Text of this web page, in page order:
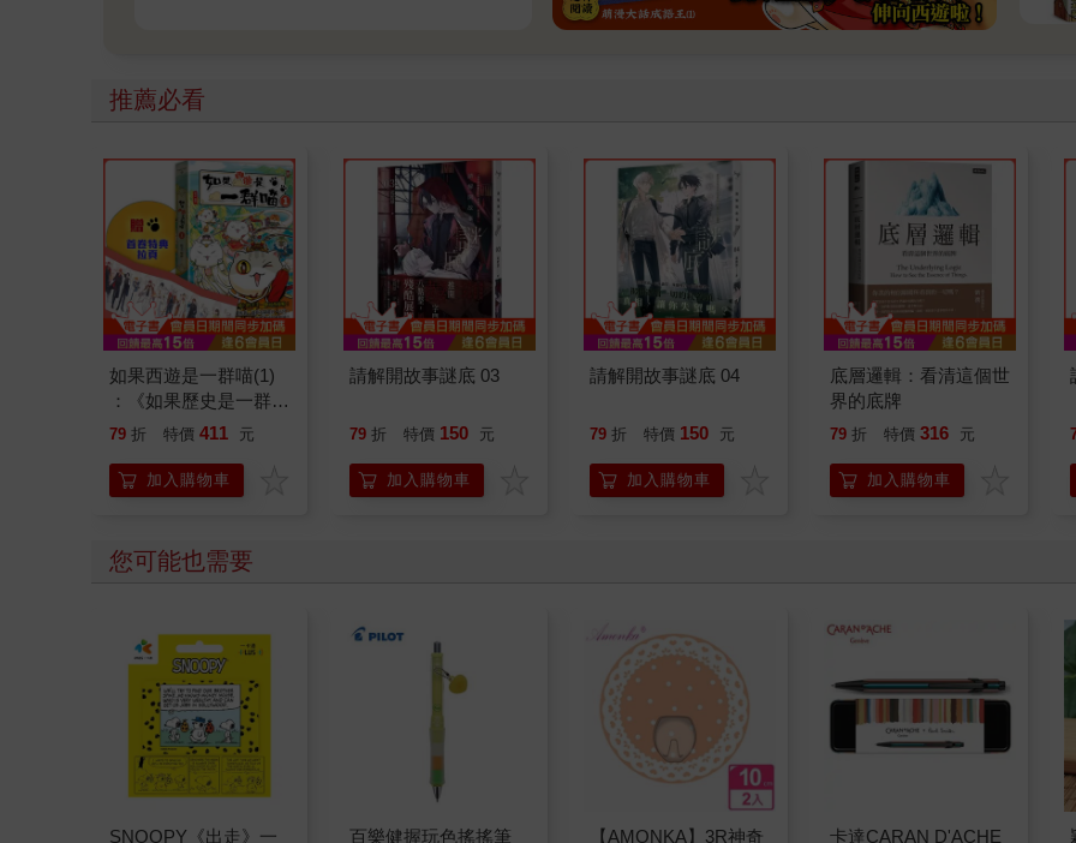
推薦必看
如果西遊是一群喵(1)
：《如果歷史是一群
喵》作者最新力作，附
79 折 特價 411 元
加入購物車
請解開故事謎底 03
79 折 特價 150 元
加入購物車
請解開故事謎底 04
79 折 特價 150 元
加入購物車
底層邏輯：看清這個世
界的底牌
79 折 特價 316 元
加入購物車
您可能也需要
SNOOPY《出走》一 百樂健握玩色搖搖筆 【AMONKA】3R神奇 卡達CARAN D'ACHE